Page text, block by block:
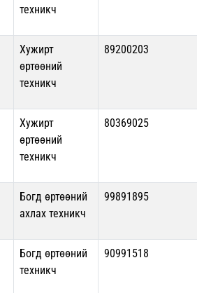
техникч
Хужирт
өртөөний
техникч
89200203
Хужирт
өртөөний
техникч
80369025
Богд өртөөний
ахлах техникч
99891895
Богд өртөөний
техникч
90991518